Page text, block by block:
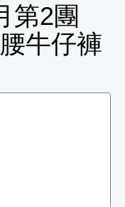
第2團
牛仔褲